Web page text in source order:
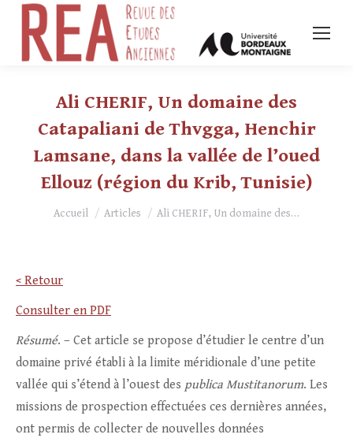
Ali CHERIF, Un domaine des
Catapaliani de Thvgga, Henchir
Lamsane, dans la vallée de l’oued
Ellouz (région du Krib, Tunisie)
Vous êtes ici :
Accueil Articles Ali CHERIF, Un domaine des…
< Retour
Consulter en PDF
Résumé. – Cet article se propose d’étudier le centre d’un
domaine privé établi à la limite méridionale d’une petite
vallée qui s’étend à l’ouest des publica Mustitanorum. Les
missions de prospection effectuées ces dernières années,
ont permis de collecter de nouvelles données